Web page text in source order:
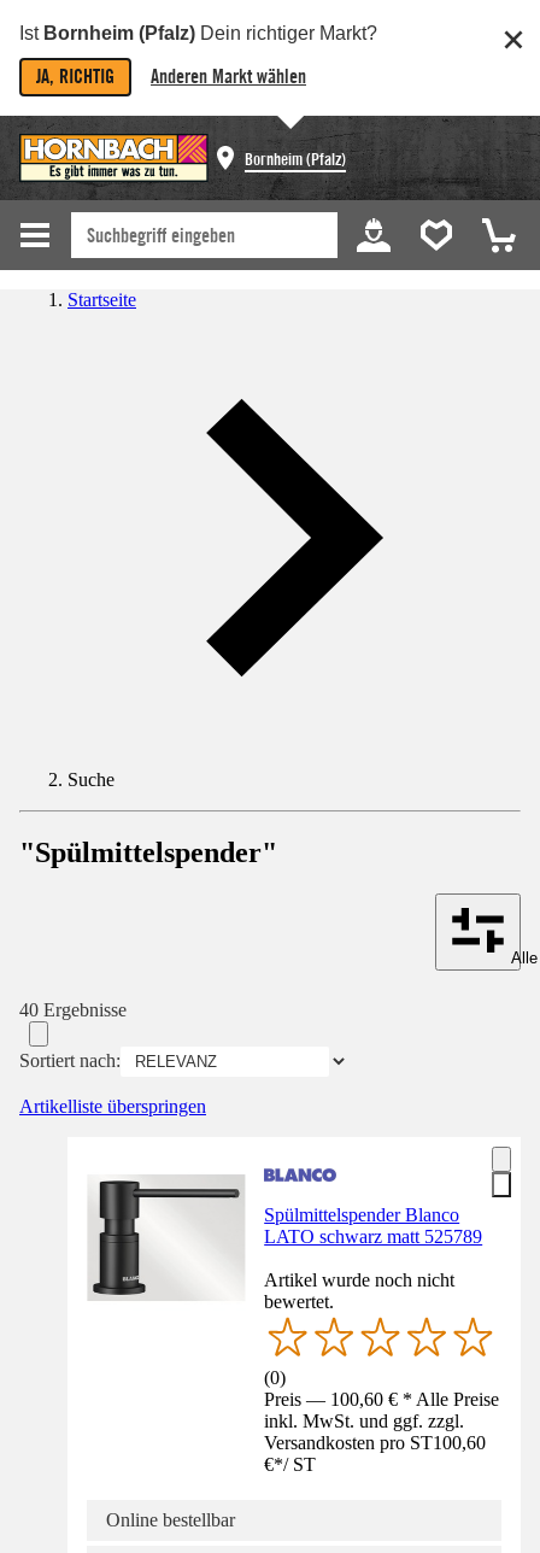
Ist Bornheim (Pfalz) Dein richtiger Markt?
JA, RICHTIG Anderen Markt wählen
Bornheim (Pfalz)
Startseite
Suche
"Spülmittelspender"
40 Ergebnisse
Sortiert nach:
Artikelliste überspringen
Spülmittelspender Blanco
LATO schwarz matt 525789
Artikel wurde noch nicht
bewertet.
(0)
Preis — 100,60 € * Alle Preise
inkl. MwSt. und ggf. zzgl.
Versandkosten pro ST100,60
€*/ ST
Online bestellbar